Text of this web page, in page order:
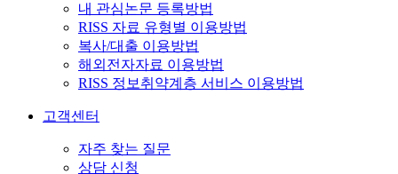
내 관심논문 등록방법
RISS 자료 유형별 이용방법
복사/대출 이용방법
해외전자자료 이용방법
RISS 정보취약계층 서비스 이용방법
고객센터
자주 찾는 질문
상담 신청